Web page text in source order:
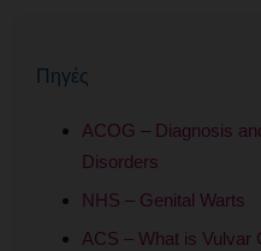
Πηγές
ACOG – Diagnosis
Disorders
NHS – Genital Warts
ACS – What is Vulvar